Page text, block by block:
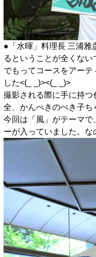
●「水暉」料理長 三浦雅
るということが全くな
でもってコースをアーテ
した<(_ _)><(_ _)>
撮影される際に手に持
全、かんぺきのぺき子ち
今回は「風」がテーマ
ーが入っていました。な